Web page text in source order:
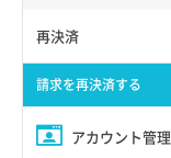
再決済
請求を再決済する
アカウント管理